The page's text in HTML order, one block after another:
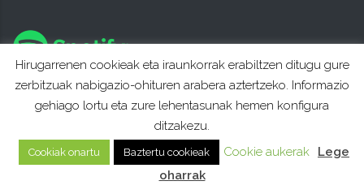
Hirugarrenen cookieak eta iraunkorrak erabiltzen ditugu gure
zerbitzuak nabigazio-ohituren arabera aztertzeko. Informazio
gehiago lortu eta zure lehentasunak hemen konfigura
ditzakezu.
Cookiak onartu Baztertu cookieak Cookie aukerak
Lege
oharrak